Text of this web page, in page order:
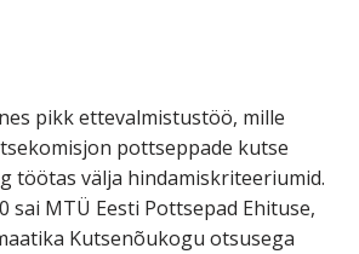
pikk ettevalmistustöö, mille
pottseppade kutse
töötas välja hindamiskriteeriumid.
sai MTÜ Eesti Pottsepad Ehituse,
Kutsenõukogu otsusega